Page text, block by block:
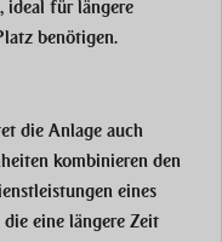
ideal für längere
benötigen.
die Anlage auch
kombinieren den
eines
eine längere Zeit